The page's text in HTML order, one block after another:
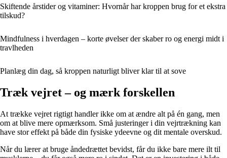
Skiftende årstider og vitaminer: Hvornår har kroppen brug for et ekstra
tilskud?
Mindfulness i hverdagen – korte øvelser der skaber ro og energi midt i
travlheden
Planlæg din dag, så kroppen naturligt bliver klar til at sove
Træk vejret – og mærk forskellen
At trække vejret rigtigt handler ikke om at ændre alt på én gang, men
om at blive mere opmærksom. Små justeringer i din vejrtrækning kan
have stor effekt på både din fysiske ydeevne og dit mentale overskud.
Når du lærer at bruge åndedrættet bevidst, får du ikke bare mere ilt til